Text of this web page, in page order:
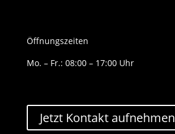
Öffnungszeiten
Mo. – Fr.: 08:00 – 17:00 Uhr
Jetzt Kontakt aufnehmen